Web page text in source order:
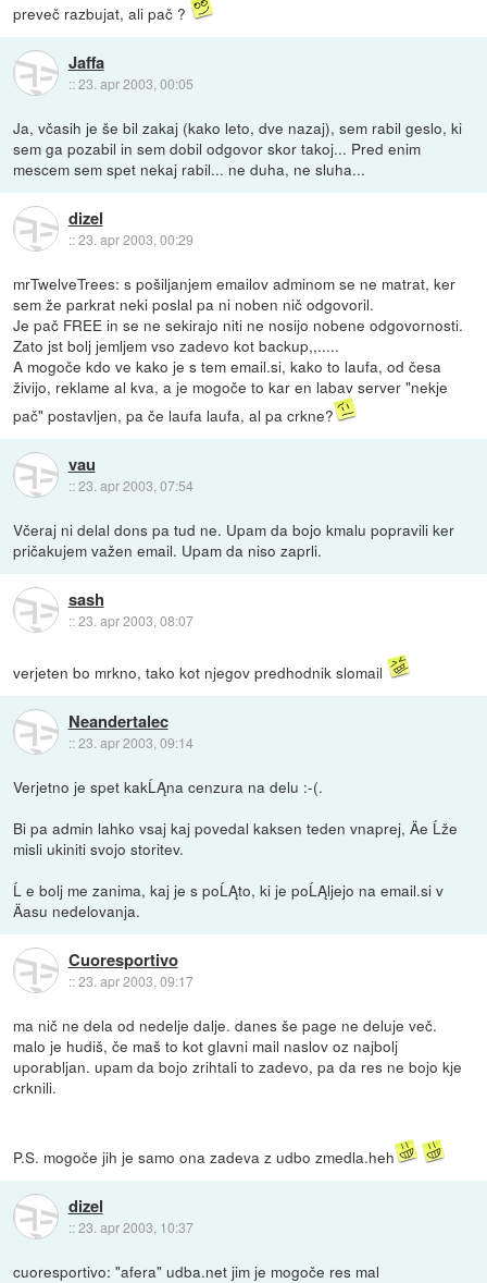
preveč razbujat, ali pač ?
Jaffa
::23. apr 2003, 00:05
Ja, včasih je še bil zakaj (kako leto, dve nazaj), sem rabil geslo, ki
sem ga pozabil in sem dobil odgovor skor takoj... Pred enim
mescem sem spet nekaj rabil... ne duha, ne sluha...
dizel
::23. apr 2003, 00:29
mrTwelveTrees: s pošiljanjem emailov adminom se ne matrat, ker
sem že parkrat neki poslal pa ni noben nič odgovoril.
Je pač FREE in se ne sekirajo niti ne nosijo nobene odgovornosti.
Zato jst bolj jemljem vso zadevo kot backup,,.....
A mogoče kdo ve kako je s tem email.si, kako to laufa, od česa
živijo, reklame al kva, a je mogoče to kar en labav server "nekje
pač" postavljen, pa če laufa laufa, al pa crkne?
vau
::23. apr 2003, 07:54
Včeraj ni delal dons pa tud ne. Upam da bojo kmalu popravili ker
pričakujem važen email. Upam da niso zaprli.
sash
::23. apr 2003, 08:07
verjeten bo mrkno, tako kot njegov predhodnik slomail
Neandertalec
::23. apr 2003, 09:14
Verjetno je spet kakĹĄna cenzura na delu :-(.
Bi pa admin lahko vsaj kaj povedal kaksen teden vnaprej, Äe Ĺže
misli ukiniti svojo storitev.
Ĺ e bolj me zanima, kaj je s poĹĄto, ki je poĹĄljejo na email.si v
Äasu nedelovanja.
Cuoresportivo
::23. apr 2003, 09:17
ma nič ne dela od nedelje dalje. danes še page ne deluje več.
malo je hudiš, če maš to kot glavni mail naslov oz najbolj
uporabljan. upam da bojo zrihtali to zadevo, pa da res ne bojo kje
crknili.
P.S. mogoče jih je samo ona zadeva z udbo zmedla.heh
dizel
::23. apr 2003, 10:37
cuoresportivo: "afera" udba.net jim je mogoče res mal